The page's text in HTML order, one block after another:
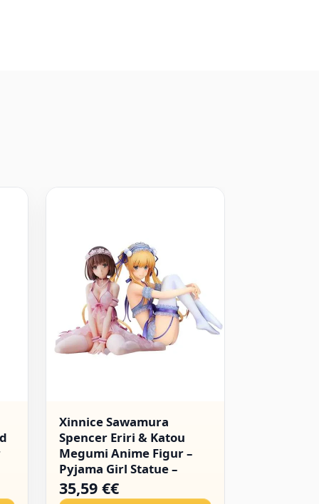
Xinnice Sawamura
Spencer Eriri & Katou
Megumi Anime Figur –
Pyjama Girl Statue –
Original Painting
Actionfigur – PVC
35,59 €€